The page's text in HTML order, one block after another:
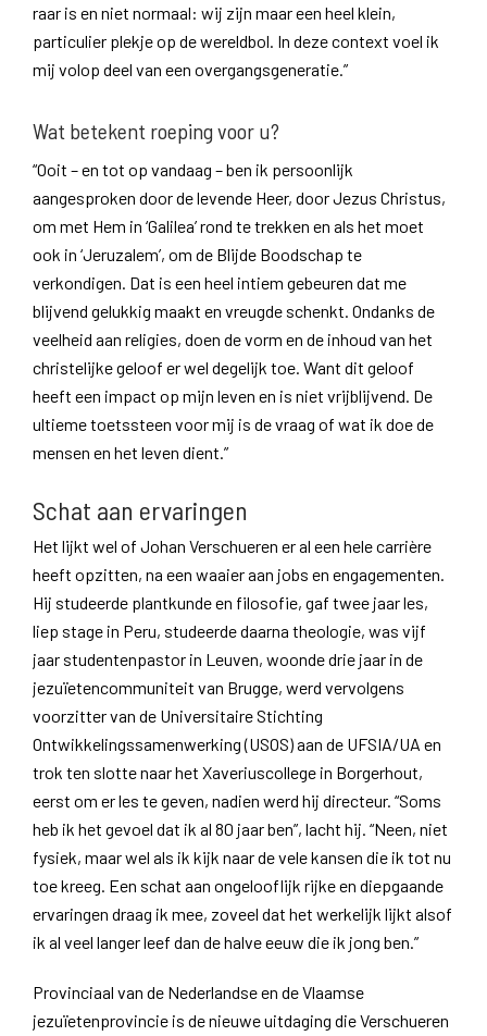
raar is en niet normaal: wij zijn maar een heel klein,
particulier plekje op de wereldbol. In deze context voel ik
mij volop deel van een overgangsgeneratie.”
Wat betekent roeping voor u?
“Ooit – en tot op vandaag – ben ik persoonlijk
aangesproken door de levende Heer, door Jezus Christus,
om met Hem in ‘Galilea’ rond te trekken en als het moet
ook in ‘Jeruzalem’, om de Blijde Boodschap te
verkondigen. Dat is een heel intiem gebeuren dat me
blijvend gelukkig maakt en vreugde schenkt. Ondanks de
veelheid aan religies, doen de vorm en de inhoud van het
christelijke geloof er wel degelijk toe. Want dit geloof
heeft een impact op mijn leven en is niet vrijblijvend. De
ultieme toetssteen voor mij is de vraag of wat ik doe de
mensen en het leven dient.”
Schat aan ervaringen
Het lijkt wel of Johan Verschueren er al een hele carrière
heeft opzitten, na een waaier aan jobs en engagementen.
Hij studeerde plantkunde en filosofie, gaf twee jaar les,
liep stage in Peru, studeerde daarna theologie, was vijf
jaar studentenpastor in Leuven, woonde drie jaar in de
jezuïetencommuniteit van Brugge, werd vervolgens
voorzitter van de Universitaire Stichting
Ontwikkelingssamenwerking (USOS) aan de UFSIA/UA en
trok ten slotte naar het Xaveriuscollege in Borgerhout,
eerst om er les te geven, nadien werd hij directeur. “Soms
heb ik het gevoel dat ik al 80 jaar ben”, lacht hij. “Neen, niet
fysiek, maar wel als ik kijk naar de vele kansen die ik tot nu
toe kreeg. Een schat aan ongelooflijk rijke en diepgaande
ervaringen draag ik mee, zoveel dat het werkelijk lijkt alsof
ik al veel langer leef dan de halve eeuw die ik jong ben.”
Provinciaal van de Nederlandse en de Vlaamse
jezuïetenprovincie is de nieuwe uitdaging die Verschueren